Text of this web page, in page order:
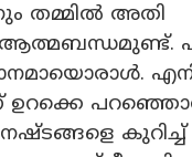
തമ്മിൽ അതി
ആത്മബന്ധമുണ്ട്.
ഉറക്കെ